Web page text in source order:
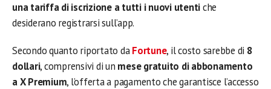
una tariffa di iscrizione a tutti i nuovi utentiche
desiderano registrarsi sull’app.
Secondo quanto riportato daFortune, il costo sarebbe di 8
dollari, comprensivi di un mese gratuito di abbonamento
a X Premium, l’offerta a pagamento che garantisce l’accesso